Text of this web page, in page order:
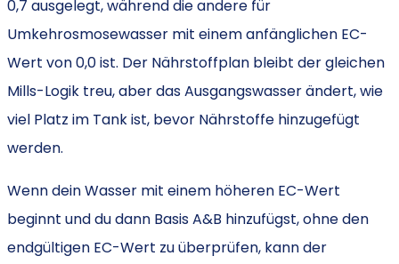
0,7 ausgelegt, während die andere für
Umkehrosmosewasser mit einem anfänglichen EC-
Wert von 0,0 ist. Der Nährstoffplan bleibt der gleichen
Mills-Logik treu, aber das Ausgangswasser ändert, wie
viel Platz im Tank ist, bevor Nährstoffe hinzugefügt
werden.
Wenn dein Wasser mit einem höheren EC-Wert
beginnt und du dann Basis A&B hinzufügst, ohne den
endgültigen EC-Wert zu überprüfen, kann der